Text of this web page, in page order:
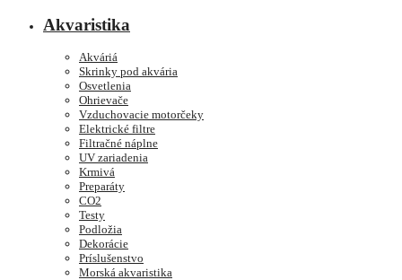
Akvaristika
Akváriá
Skrinky pod akvária
Osvetlenia
Ohrievače
Vzduchovacie motorčeky
Elektrické filtre
Filtračné náplne
UV zariadenia
Krmivá
Preparáty
CO2
Testy
Podložia
Dekorácie
Príslušenstvo
Morská akvaristika